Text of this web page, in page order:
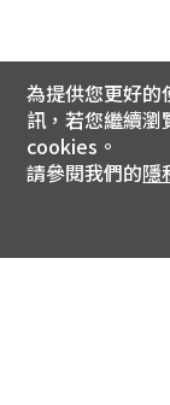
為提供您更好
訊，若您繼續瀏
cookies。
請參閱我們的隱